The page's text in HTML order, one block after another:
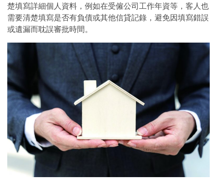
楚填寫詳細個人資料，例如在受僱公司工作年資等，客人也
需要清楚填寫是否有負債或其他信貸記錄，避免因填寫錯誤
或遺漏而耽誤審批時間。